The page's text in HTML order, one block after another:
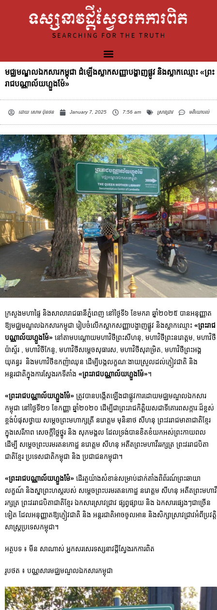
មជ្ឈមណ្ឌលឯកសារកម្ពុជា ដំឡើងស្លាកសញ្ញាបង្ហាញផ្លូវ និងស្លាកឈ្មោះ «ព្រះ
រាជបណ្ណាល័យហ្លួងម៉ែ»
ដោយសោម ប៊ុនថន January 7, 2025 7:56 am ស្រាវជ្រាវ មតិយោបល់
ក្រសួងមហាផ្ទៃ និងសាលារាជធានីភ្នំពេញ នៅថ្ងៃទី៦ ខែមករា ឆ្នាំ២០២៥ បានអនុញ្ញាត
ឱ្យមជ្ឈមណ្ឌលឯកសារកម្ពុជា រៀបចំលើកស្លាកសញ្ញាបង្ហាញផ្លូវ និងស្លាកឈ្មោះ «ព្រះរាជ
បណ្ណាល័យហ្លួងម៉ែ» នៅតាមបណ្តោយមហាវិថីព្រះសីហនុ, មហាវិថីព្រះនរោត្តម, មហាវិថី
ប៉ាស្ទ័រ , មហាវិថីកែនូ, មហាវិថីសម្ដេចសុធារស, មហាវិថីសុរាម្រិត, មហាវិថីព្រះអង្គ
យុគន្ធរ និងមហាវិថីឧកញ៉ាឈុន ដើម្បីបង្កលក្ខណៈងាយស្រួលដល់ភ្ញៀវជាតិ និង
អន្តរជាតិក្នុងការស្វែងរកទីតាំង «ព្រះរាជបណ្ណាល័យហ្លួងម៉ែ»។
«ព្រះរាជបណ្ណាល័យហ្លួងម៉ែ» ត្រូវបានបង្កើតឡើងជាផ្លូវការដោយមជ្ឈមណ្ឌលឯកសារ
កម្ពុជា នៅថ្ងៃទី២១​ ខែកញ្ញា ឆ្នាំ២០២០ ដើម្បីជាព្រះរាជកិត្តិយសជាទីគោរពសក្ការៈដ៏ខ្ពស់
ខ្ពង់បំផុសថ្វាយ សម្ដេចព្រះមហាក្សត្រី នរោត្តម មុនិនាថ សីហនុ ព្រះវររាជមាតាជាតិខ្មែរ
ក្នុងសេរីភាព សេចក្ដីថ្លៃថ្នូរ និង សុភមង្គល ដែលទ្រង់បានខិតខំយកអស់ព្រះកាយពល
ដើម្បី សម្ដេចព្រះបរមរតនកោដ្ឋ នរោត្តម សីហនុ អតីតព្រះមហាវីររក្សត្រ ព្រះវររាជបិតា
ជាតិខ្មែរ ប្រទេសជាតិកម្ពុជា និង ប្រជាជនកម្ពុជា។
«ព្រះរាជបណ្ណាល័យហ្លួងម៉ែ» ដើរតួយ៉ាងសំខាន់សម្រាប់ដាក់តាំងពិព័រណ៍ព្រះឆាយា
លក្ខណ៍ និងស្នាព្រះហស្តរបស់ សម្ដេចព្រះបរមរតនកោដ្ឋ នរោត្តម សីហនុ អតីតព្រះមហាវី
រក្សត្រ ព្រះវររាជបិតាជាតិខ្មែរ ឯកសារស្រាវជ្រាវ ផ្សព្វផ្សាយ និង ឯកសារផ្សេងៗជាច្រើន
ទៀត ដែលអនុញ្ញាតឱ្យភ្ញៀវជាតិ និង អន្តរជាតិអាចចូលអាន និងសិក្សាស្រាវជ្រាវអំពីប្រវត្តិ
សាស្រ្តប្រទេសកម្ពុជា។
អត្ថបទ ៖ មីន សាណាស់ អ្នកសរសេរទស្សនាវដ្តីស្វែងរកការពិត
រូបថត ៖ បណ្ណសារមជ្ឈមណ្ឌលឯកសារកម្ពុជា